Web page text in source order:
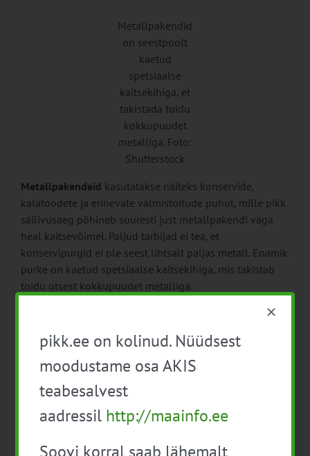
Metallpakendid
on seestpoolt
kaetud
spetsiaalse
kaitsekihiga, et
takistada toidu
kokkupuudet
metalliga. Foto:
Shutterstock
Metallpakendeid kasutatakse näiteks konservide,
kalatoodete ja erinevate valmistoitude puhul, mille pikk
säilivusaeg põhineb suuresti just metallpakendi väga
heal kaitsevõimel. Paljud tarbijad ei tea, et
konservipurgid ei ole seest lihtsalt paljas metall. Enamik
purke on kaetud spetsiaalse kaitsekihiga, mis takistab
toidu otsest kokkupuudet metalliga.
Samas tuleb tarbijal konservi ostes tähelepanelik olla.
Mõlkis, paisunud või lekkiv metallpakend võib viidata
sellele, et pakendi kaitsevõime on kahjustunud ja toode
riknenud.
Kõik pakendid ei sobi korduskasutamiseks
Viimastel aastatel on järjest rohkem teemaks olnud
pakendite korduv kasutamine
. Siin peab aga teadma, et
pikk.ee on kolinud. Nüüdsest
moodustame osa AKIS
teabesalvest
aadressil http://maainfo.ee
Soovi korral saab lähemalt